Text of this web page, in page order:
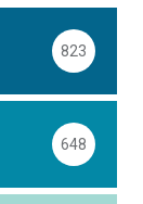
823
648